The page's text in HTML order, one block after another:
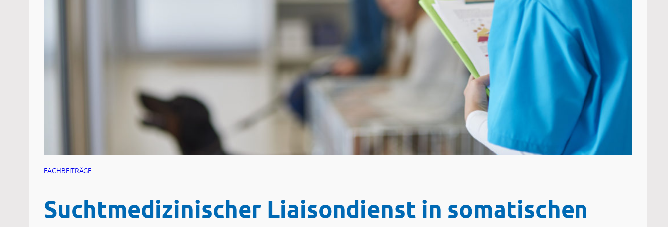
FACHBEITRÄGE
Suchtmedizinischer Liaisondienst in somatischen